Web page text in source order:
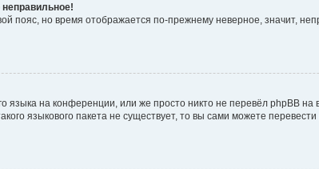
пояс, но время отображается по-прежнему неверное, значит,
языка на конференции, или же просто никто не перевёл phpBB
языкового пакета не существует, то вы сами можете